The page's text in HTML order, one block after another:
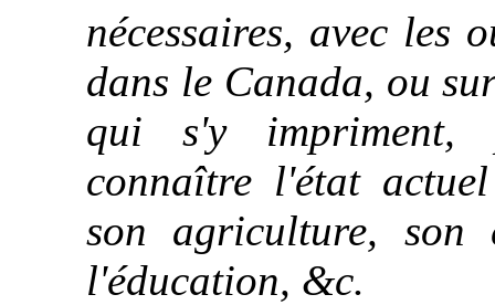
nécessaires, avec les
dans le Canada, ou
qui s'y impriment,
connaître l'état
son agriculture, son
l'éducation, &c.